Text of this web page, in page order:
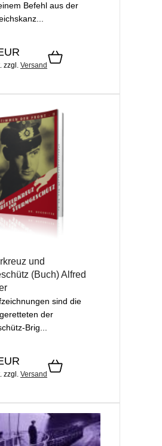
Befehl aus der
zzgl. Versand
und
(Buch) Alfred
sind die
der
Brig...
zzgl. Versand